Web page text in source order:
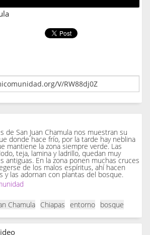
de San Juan Chamula nos muestran su
donde hace frío, por la tarde hay neblina
mantiene la zona siempre verde. Las
teja, lamina y ladrillo, quedan muy
antiguas. En la zona ponen muchas cruces
de los malos espíritus, ahí hacen
y las adornan con plantas del bosque.
Chamula Chiapas entorno bosque